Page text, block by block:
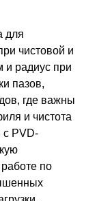
для
чистовой и
и радиус при
пазов,
где важны
и чистота
с PVD-
работе по